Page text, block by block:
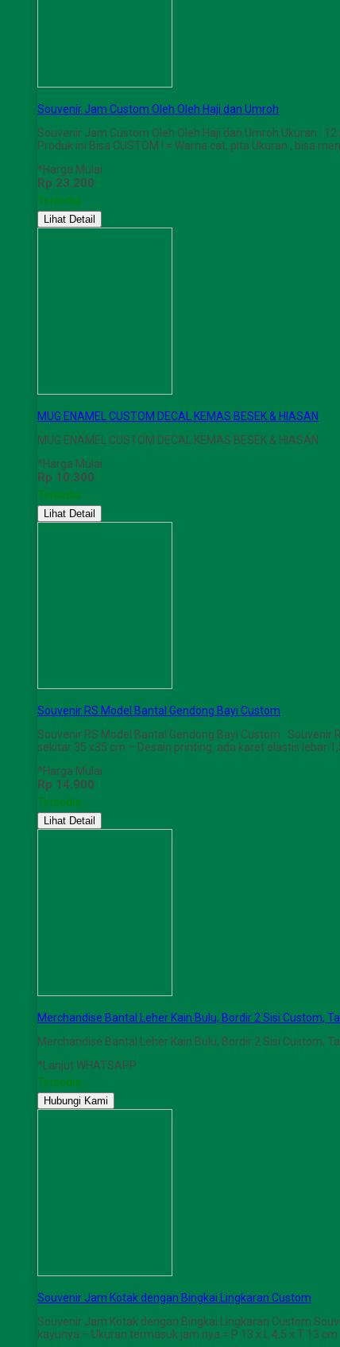
Souvenir Jam Custom Oleh Oleh Haji dan Umroh
Souvenir Jam Custom Oleh Oleh Haji dan Umroh Ukuran :
Produk ini Bisa CUSTOM ! = Warna cat, pita Ukuran , bisa
*Harga Mulai
Rp 23.200
Tersedia
Lihat Detail
MUG ENAMEL CUSTOM DECAL KEMAS BESEK & HIASAN
MUG ENAMEL CUSTOM DECAL KEMAS BESEK & HIASAN
*Harga Mulai
Rp 10.300
Tersedia
Lihat Detail
Souvenir RS Model Bantal Gendong Bayi Custom
Souvenir RS Model Bantal Gendong Bayi Custom Souvenir
sekitar 35 x35 cm – Desain printing. ada karet elastis lebar
*Harga Mulai
Rp 14.900
Tersedia
Lihat Detail
Merchandise Bantal Leher Kain Bulu, Bordir 2 Sisi Custom,
Merchandise Bantal Leher Kain Bulu, Bordir 2 Sisi Custom,
*Lanjut WHATSAPP
Tersedia
Hubungi Kami
Souvenir Jam Kotak dengan Bingkai Lingkaran Custom
Souvenir Jam Kotak dengan Bingkai Lingkaran Custom
kayunya – Ukuran termasuk jam nya = P 13 x L 4,5 x T 13